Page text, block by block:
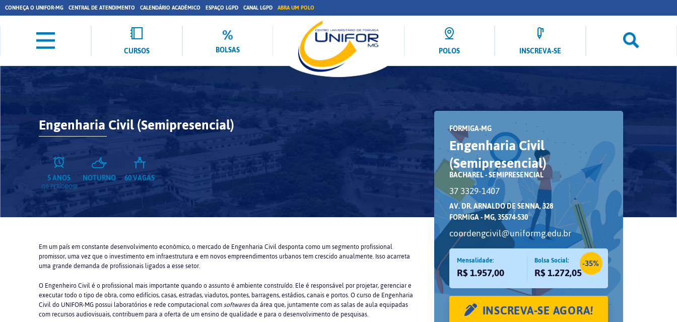
CONHEÇA O UNIFOR-MG CENTRAL DE ATENDIMENTO CALENDÁRIO ACADÊMICO ESPAÇO LGPD CANAL LGPD ABRA UM POLO
CURSOS BOLSAS POLOS INSCREVA-SE
Engenharia Civil (Semipresencial)
5 ANOS
(10 PERÍODOS)
NOTURNO 60 VAGAS
Em um país em constante desenvolvimento econômico, o mercado de Engenharia Civil desponta como um segmento profissional
promissor, uma vez que o investimento em infraestrutura e em novos empreendimentos urbanos tem crescido anualmente. Isso acarreta
uma grande demanda de profissionais ligados a esse setor.
O Engenheiro Civil é o profissional mais importante quando o assunto é ambiente construído. Ele é responsável por projetar, gerenciar e
executar todo o tipo de obra, como edifícios, casas, estradas, viadutos, pontes, barragens, estádios, canais e portos. O curso de Engenharia
Civil do UNIFOR-MG possui laboratórios e rede computacional comsoftwaresda área que, juntamente com as salas de aula equipadas
com recursos audiovisuais, contribuem para a oferta de um ensino de qualidade e para o desenvolvimento de pesquisas.
FORMIGA-MG
Engenharia Civil
(Semipresencial)
BACHAREL - SEMIPRESENCIAL
37 3329-1407
AV. DR. ARNALDO DE SENNA, 328
FORMIGA - MG, 35574-530
coordengcivil@uniformg.edu.br
Mensalidade:
R$ 1.957,00
Bolsa Social:
R$ 1.272,05
-35%
INSCREVA-SE AGORA!